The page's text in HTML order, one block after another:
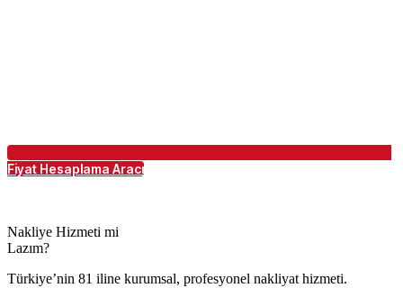
Fiyat Hesaplama Aracı
Nakliye Hizmeti mi
Lazım?
Türkiye’nin 81 iline kurumsal, profesyonel nakliyat hizmeti.